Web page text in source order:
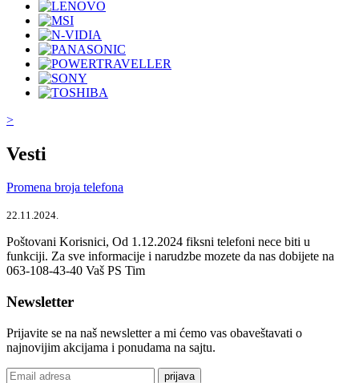
>
Vesti
Promena broja telefona
22.11.2024.
Poštovani Korisnici, Od 1.12.2024 fiksni telefoni nece biti u
funkciji. Za sve informacije i narudzbe mozete da nas dobijete na
063-108-43-40 Vaš PS Tim
Newsletter
Prijavite se na naš newsletter a mi ćemo vas obaveštavati o
najnovijim akcijama i ponudama na sajtu.
prijava